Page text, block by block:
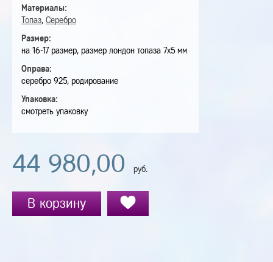
Материалы:
Топаз, Серебро
Размер:
на 16-17 размер, размер лондон топаза 7х5 мм
Оправа:
серебро 925, родирование
Упаковка:
смотреть упаковку
44 980,00 руб.
В корзину